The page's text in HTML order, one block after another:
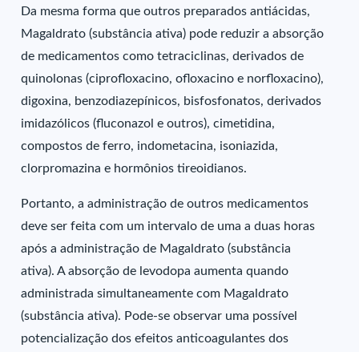
Da mesma forma que outros preparados antiácidas,
Magaldrato (substância ativa) pode reduzir a absorção
de medicamentos como tetraciclinas, derivados de
quinolonas (ciprofloxacino, ofloxacino e norfloxacino),
digoxina, benzodiazepínicos, bisfosfonatos, derivados
imidazólicos (fluconazol e outros), cimetidina,
compostos de ferro, indometacina, isoniazida,
clorpromazina e hormônios tireoidianos.
Portanto, a administração de outros medicamentos
deve ser feita com um intervalo de uma a duas horas
após a administração de Magaldrato (substância
ativa). A absorção de levodopa aumenta quando
administrada simultaneamente com Magaldrato
(substância ativa). Pode-se observar uma possível
potencialização dos efeitos anticoagulantes dos